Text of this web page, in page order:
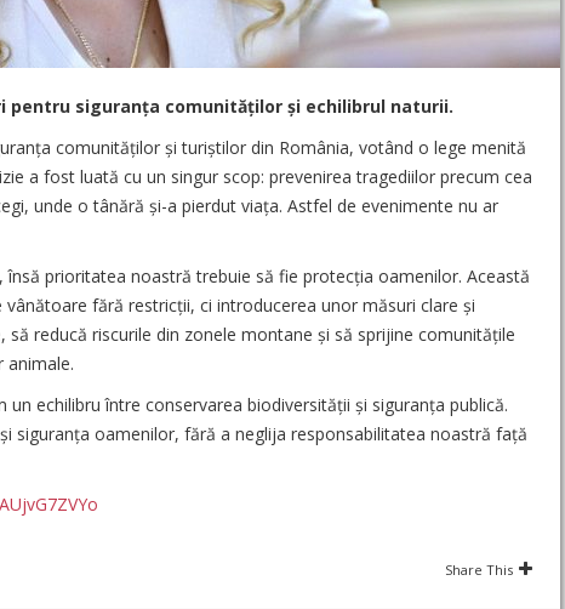
pentru siguranța comunităților și echilibrul naturii.
comunităților și turiștilor din România, votând o lege menită
a fost luată cu un singur scop: prevenirea tragediilor precum cea
unde o tânără și-a pierdut viața. Astfel de evenimente nu ar
prioritatea noastră trebuie să fie protecția oamenilor. Această
fără restricții, ci introducerea unor măsuri clare și
reducă riscurile din zonele montane și să sprijine comunitățile
animale.
echilibru între conservarea biodiversității și siguranța publică.
siguranța oamenilor, fără a neglija responsabilitatea noastră față
Share This